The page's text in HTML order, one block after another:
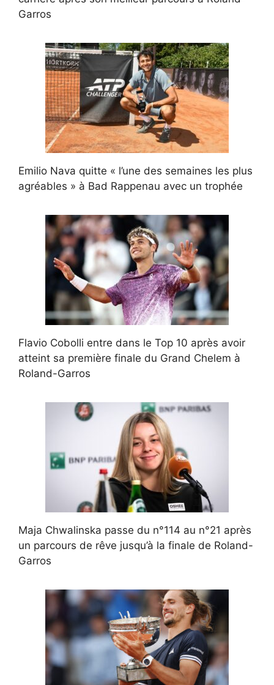
Garros
Emilio Nava quitte « l’une des semaines les plus
agréables » à Bad Rappenau avec un trophée
Flavio Cobolli entre dans le Top 10 après avoir
atteint sa première finale du Grand Chelem à
Roland-Garros
Maja Chwalinska passe du n°114 au n°21 après
un parcours de rêve jusqu’à la finale de Roland-
Garros